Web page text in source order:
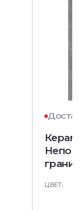
гранит)
ЦВЕТ: